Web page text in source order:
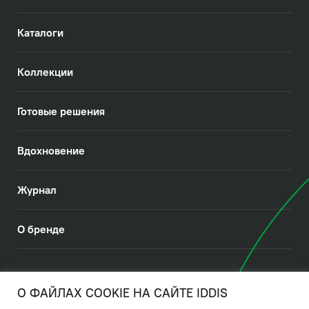
Каталоги
Коллекции
Готовые решения
Вдохновение
Журнал
О бренде
О ФАЙЛАХ COOKIE НА САЙТЕ IDDIS